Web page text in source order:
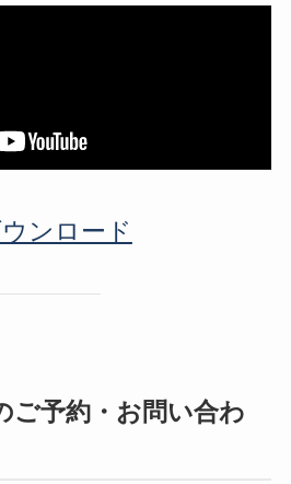
ンロード
ご予約・お問い合わ